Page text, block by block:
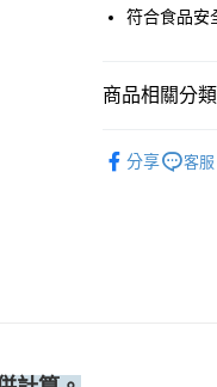
符合食品安
商品相關分
分享
客服